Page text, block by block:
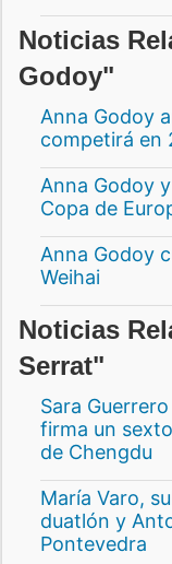
Noticias
Godoy"
Anna Godoy
competirá en
Anna Godoy
Copa de
Anna Godoy
Weihai
Noticias
Serrat"
Sara
firma un
de Chengdu
María Varo,
duatlón y
Pontevedra